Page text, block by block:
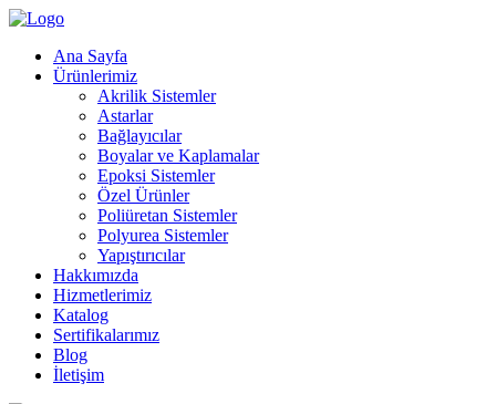
Ana Sayfa
Ürünlerimiz
Akrilik Sistemler
Astarlar
Bağlayıcılar
Boyalar ve Kaplamalar
Epoksi Sistemler
Özel Ürünler
Poliüretan Sistemler
Polyurea Sistemler
Yapıştırıcılar
Hakkımızda
Hizmetlerimiz
Katalog
Sertifikalarımız
Blog
İletişim